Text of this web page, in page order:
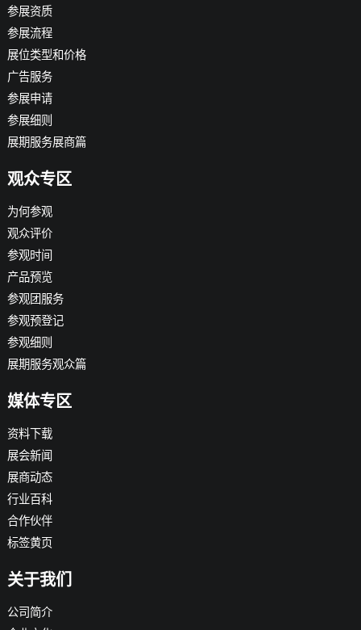
参展资质
参展流程
展位类型和价格
广告服务
参展申请
参展细则
展期服务展商篇
观众专区
为何参观
观众评价
参观时间
产品预览
参观团服务
参观预登记
参观细则
展期服务观众篇
媒体专区
资料下载
展会新闻
展商动态
行业百科
合作伙伴
标签黄页
关于我们
公司简介